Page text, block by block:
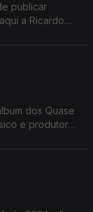
publicar
a Ricardo
dos Quase
e produtor